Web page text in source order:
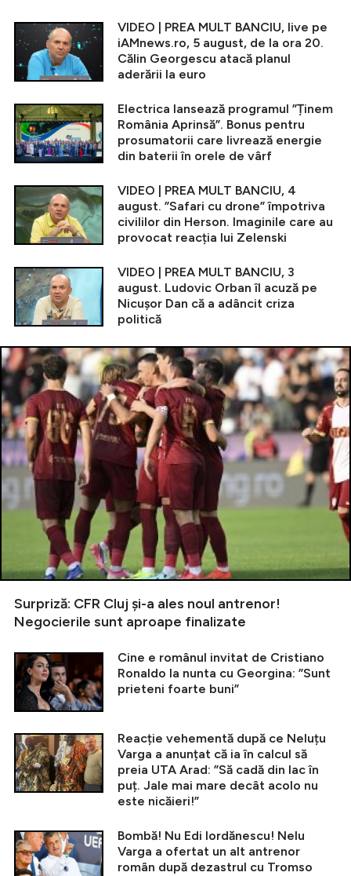
VIDEO | PREA MULT BANCIU, live pe
iAMnews.ro, 5 august, de la ora 20.
Călin Georgescu atacă planul
aderării la euro
Electrica lansează programul ”Ținem
România Aprinsă”. Bonus pentru
prosumatorii care livrează energie
din baterii în orele de vârf
VIDEO | PREA MULT BANCIU, 4
august. ”Safari cu drone” împotriva
civililor din Herson. Imaginile care au
provocat reacția lui Zelenski
VIDEO | PREA MULT BANCIU, 3
august. Ludovic Orban îl acuză pe
Nicușor Dan că a adâncit criza
politică
Surpriză: CFR Cluj și-a ales noul antrenor!
Negocierile sunt aproape finalizate
Cine e românul invitat de Cristiano
Ronaldo la nunta cu Georgina: ”Sunt
prieteni foarte buni”
Reacție vehementă după ce Neluțu
Varga a anunțat că ia în calcul să
preia UTA Arad: ”Să cadă din lac în
puț. Jale mai mare decât acolo nu
este nicăieri!”
Bombă! Nu Edi Iordănescu! Nelu
Varga a ofertat un alt antrenor
român după dezastrul cu Tromso